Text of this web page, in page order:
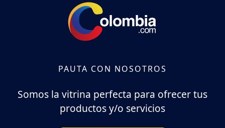
PAUTA CON NOSOTROS
Somos la vitrina perfecta para ofrecer tus
productos y/o servicios